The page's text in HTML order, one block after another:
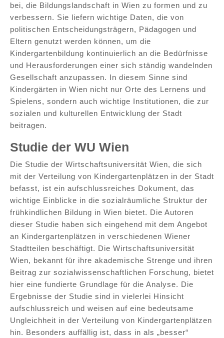
bei, die Bildungslandschaft in Wien zu formen und zu
verbessern. Sie liefern wichtige Daten, die von
politischen Entscheidungsträgern, Pädagogen und
Eltern genutzt werden können, um die
Kindergartenbildung kontinuierlich an die Bedürfnisse
und Herausforderungen einer sich ständig wandelnden
Gesellschaft anzupassen. In diesem Sinne sind
Kindergärten in Wien nicht nur Orte des Lernens und
Spielens, sondern auch wichtige Institutionen, die zur
sozialen und kulturellen Entwicklung der Stadt
beitragen.
Studie der WU Wien
Die Studie der Wirtschaftsuniversität Wien, die sich
mit der Verteilung von Kindergartenplätzen in der Stadt
befasst, ist ein aufschlussreiches Dokument, das
wichtige Einblicke in die sozialräumliche Struktur der
frühkindlichen Bildung in Wien bietet. Die Autoren
dieser Studie haben sich eingehend mit dem Angebot
an Kindergartenplätzen in verschiedenen Wiener
Stadtteilen beschäftigt. Die Wirtschaftsuniversität
Wien, bekannt für ihre akademische Strenge und ihren
Beitrag zur sozialwissenschaftlichen Forschung, bietet
hier eine fundierte Grundlage für die Analyse. Die
Ergebnisse der Studie sind in vielerlei Hinsicht
aufschlussreich und weisen auf eine bedeutsame
Ungleichheit in der Verteilung von Kindergartenplätzen
hin. Besonders auffällig ist, dass in als „besser“